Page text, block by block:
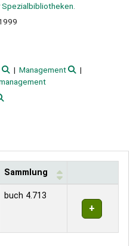
Management
Sammlung
buch 4.713